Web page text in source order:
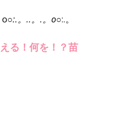
o○:.。..。.。o○:.。
える！何を！？苗